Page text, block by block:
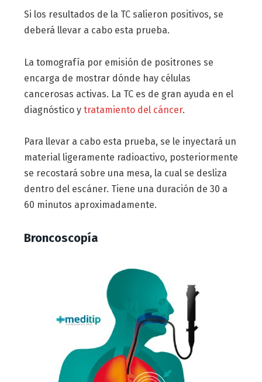
Si los resultados de la TC salieron positivos, se
deberá llevar a cabo esta prueba.
La tomografía por emisión de positrones se
encarga de mostrar dónde hay células
cancerosas activas. La TC es de gran ayuda en el
diagnóstico y tratamiento del cáncer.
Para llevar a cabo esta prueba, se le inyectará un
material ligeramente radioactivo, posteriormente
se recostará sobre una mesa, la cual se desliza
dentro del escáner. Tiene una duración de 30 a
60 minutos aproximadamente.
Broncoscopía